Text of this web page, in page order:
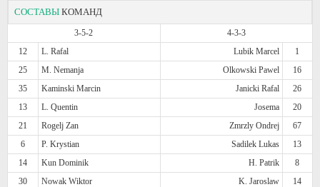
СОСТАВЫ КОМАНД
3-5-2
4-3-3
12
L. Rafal Lubik Marcel
1
25
M. Nemanja Olkowski Pawel
16
35
Kaminski Marcin Janicki Rafal
26
13
L. Quentin Josema
20
21
Rogelj Zan Zmrzly Ondrej
67
6
P. Krystian Sadilek Lukas
13
14
Kun Dominik H. Patrik
8
30
Nowak Wiktor K. Jaroslaw
14